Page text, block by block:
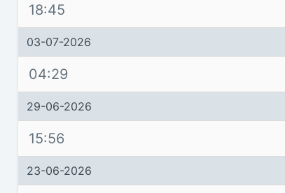
18:45
03-07-2026
04:29
29-06-2026
15:56
23-06-2026